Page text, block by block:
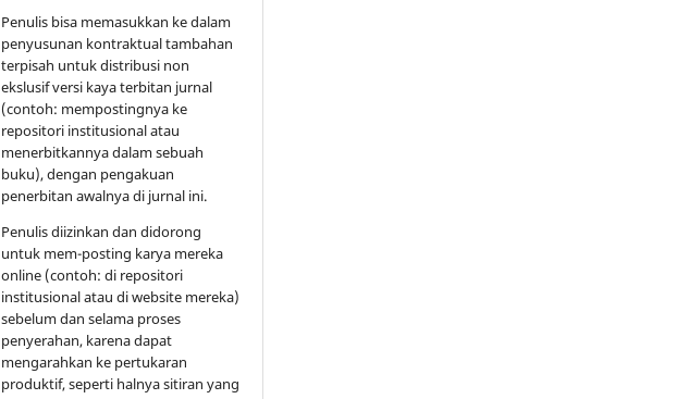
Penulis bisa memasukkan ke dalam
penyusunan kontraktual tambahan
terpisah untuk distribusi non
ekslusif versi kaya terbitan jurnal
(contoh: mempostingnya ke
repositori institusional atau
menerbitkannya dalam sebuah
buku), dengan pengakuan
penerbitan awalnya di jurnal ini.
Penulis diizinkan dan didorong
untuk mem-posting karya mereka
online (contoh: di repositori
institusional atau di website mereka)
sebelum dan selama proses
penyerahan, karena dapat
mengarahkan ke pertukaran
produktif, seperti halnya sitiran yang